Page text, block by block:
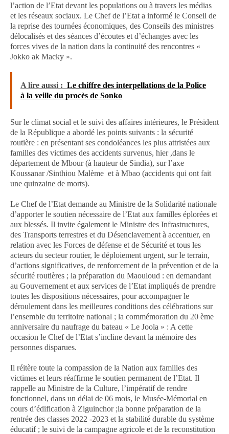
l’action de l’Etat devant les populations ou à travers les médias
et les réseaux sociaux. Le Chef de l’Etat a informé le Conseil de
la reprise des tournées économiques, des Conseils des ministres
délocalisés et des séances d’écoutes et d’échanges avec les
forces vives de la nation dans la continuité des rencontres «
Jokko ak Macky ».
A lire aussi : Le chiffre des interpellations de la Police
à la veille du procès de Sonko
Sur le climat social et le suivi des affaires intérieures, le Président
de la République a abordé les points suivants : la sécurité
routière : en présentant ses condoléances les plus attristées aux
familles des victimes des accidents survenus, hier ,dans le
département de Mbour (à hauteur de Sindia), sur l’axe
Koussanar /Sinthiou Malème et à Mbao (accidents qui ont fait
une quinzaine de morts).
Le Chef de l’Etat demande au Ministre de la Solidarité nationale
d’apporter le soutien nécessaire de l’Etat aux familles éplorées et
aux blessés. Il invite également le Ministre des Infrastructures,
des Transports terrestres et du Désenclavement à accentuer, en
relation avec les Forces de défense et de Sécurité et tous les
acteurs du secteur routier, le déploiement urgent, sur le terrain,
d’actions significatives, de renforcement de la prévention et de la
sécurité routières ; la préparation du Maouloud : en demandant
au Gouvernement et aux services de l’Etat impliqués de prendre
toutes les dispositions nécessaires, pour accompagner le
déroulement dans les meilleures conditions des célébrations sur
l’ensemble du territoire national ; la commémoration du 20 ème
anniversaire du naufrage du bateau « Le Joola » : A cette
occasion le Chef de l’Etat s’incline devant la mémoire des
personnes disparues.
Il réitère toute la compassion de la Nation aux familles des
victimes et leurs réaffirme le soutien permanent de l’Etat. Il
rappelle au Ministre de la Culture, l’impératif de rendre
fonctionnel, dans un délai de 06 mois, le Musée-Mémorial en
cours d’édification à Ziguinchor ;la bonne préparation de la
rentrée des classes 2022 -2023 et la stabilité durable du système
éducatif ; le suivi de la campagne agricole et de la reconstitution